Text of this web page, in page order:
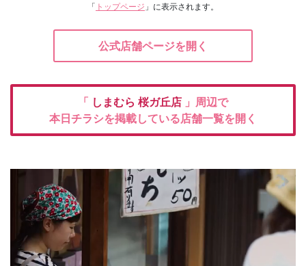
「 トップページ 」に表示されます。
公式店舗ページを開く
「 しまむら 桜ガ丘店 」周辺で
本日チラシを掲載している店舗一覧を開く